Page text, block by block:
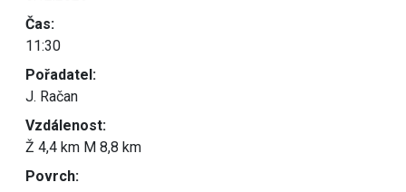
Čas:
11:30
Pořadatel:
J. Račan
Vzdálenost:
Ž 4,4 km M 8,8 km
Povrch: